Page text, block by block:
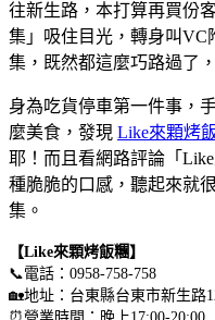
往新生路，本打算再買份
集」吸住目光，轉身叫VC
集，既然都這麼巧路過了
身為吃貨停車第一件事，
麼美食，發現 Like來顆烤
耶！而且看網路評論「
種脆脆的口感，聽起來就
集。
【Like來顆烤飯糰】
📞電話：0958-758-758
🏡地址：台東縣台東市新生路